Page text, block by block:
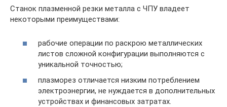
Станок плазменной резки металла с ЧПУ владеет
некоторыми преимуществами:
рабочие операции по раскрою металлических
листов сложной конфигурации выполняются с
уникальной точностью;
плазморез отличается низким потреблением
электроэнергии, не нуждается в дополнительных
устройствах и финансовых затратах.